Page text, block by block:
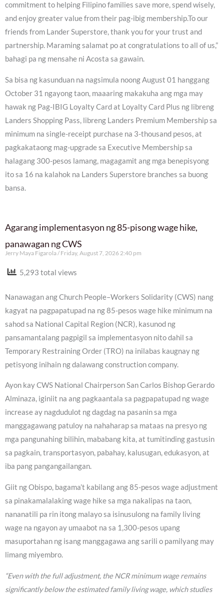
commitment to helping Filipino families save more, spend wisely,
and enjoy greater value from their pag-ibig membership.To our
friends from Lander Superstore, thank you for your trust and
partnership. Maraming salamat po at congratulations to all of us,”
bahagi pa ng mensahe ni Acosta sa gawain.
Sa bisa ng kasunduan na nagsimula noong August 01 hanggang
October 31 ngayong taon, maaaring makakuha ang mga may
hawak ng Pag-IBIG Loyalty Card at Loyalty Card Plus ng libreng
Landers Shopping Pass, libreng Landers Premium Membership sa
minimum na single-receipt purchase na 3-thousand pesos, at
pagkakataong mag-upgrade sa Executive Membership sa
halagang 300-pesos lamang, magagamit ang mga benepisyong
ito sa 16 na kalahok na Landers Superstore branches sa buong
bansa.
Agarang implementasyon ng 85-pisong wage hike,
panawagan ng CWS
Jerry Maya Figarola Friday, August 7, 2026 2:40 pm
5,293 total views
Nanawagan ang Church People–Workers Solidarity (CWS) nang
kagyat na pagpapatupad na ng 85-pesos wage hike minimum na
sahod sa National Capital Region (NCR), kasunod ng
pansamantalang pagpigil sa implementasyon nito dahil sa
Temporary Restraining Order (TRO) na inilabas kaugnay ng
petisyong inihain ng dalawang construction company.
Ayon kay CWS National Chairperson San Carlos Bishop Gerardo
Alminaza, iginiit na ang pagkaantala sa pagpapatupad ng wage
increase ay nagdudulot ng dagdag na pasanin sa mga
manggagawang patuloy na nahaharap sa mataas na presyo ng
mga pangunahing bilihin, mababang kita, at tumitinding gastusin
sa pagkain, transportasyon, pabahay, kalusugan, edukasyon, at
iba pang pangangailangan.
Giit ng Obispo, bagama’t kabilang ang 85-pesos wage adjustment
sa pinakamalalaking wage hike sa mga nakalipas na taon,
nananatili pa rin itong malayo sa isinusulong na family living
wage na ngayon ay umaabot na sa 1,300-pesos upang
masuportahan ng isang manggagawa ang sarili o pamilyang may
limang miyembro.
“Even with the full adjustment, the NCR minimum wage remains
significantly below the estimated family living wage, which studies